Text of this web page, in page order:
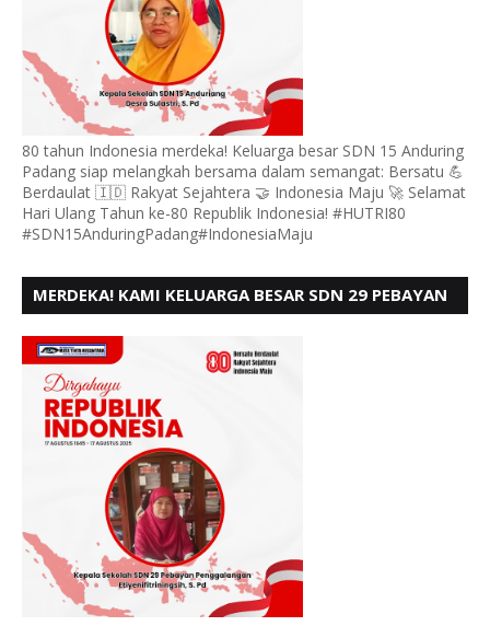
80 tahun Indonesia merdeka! Keluarga besar SDN 15 Anduring
Padang siap melangkah bersama dalam semangat: Bersatu 💪
Berdaulat 🇮🇩 Rakyat Sejahtera 🤝 Indonesia Maju 🚀 Selamat
Hari Ulang Tahun ke-80 Republik Indonesia! #HUTRI80
#SDN15AnduringPadang#IndonesiaMaju
MERDEKA! KAMI KELUARGA BESAR SDN 29 PEBAYAN
KE - 80